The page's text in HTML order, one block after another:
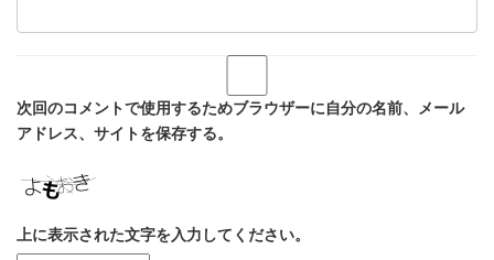
次回のコメントで使用するためブラウザーに自分の名前、メール
アドレス、サイトを保存する。
上に表示された文字を入力してください。